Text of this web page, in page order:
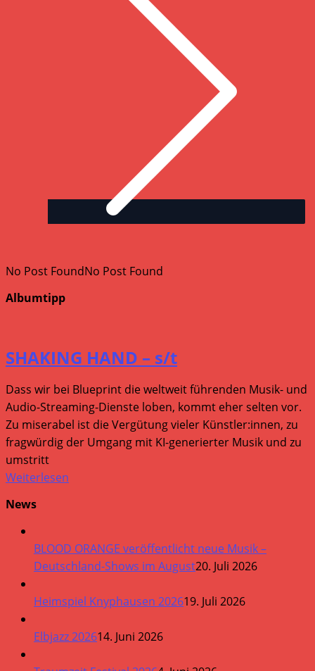
No Post FoundNo Post Found
Albumtipp
SHAKING HAND – s/t
Dass wir bei Blueprint die weltweit führenden Musik- und
Audio-Streaming-Dienste loben, kommt eher selten vor.
Zu miserabel ist die Vergütung vieler Künstler:innen, zu
fragwürdig der Umgang mit KI-generierter Musik und zu
umstritt
Weiterlesen
News
BLOOD ORANGE veröffentlicht neue Musik –
Deutschland-Shows im August20. Juli 2026
Heimspiel Knyphausen 202619. Juli 2026
Elbjazz 202614. Juni 2026